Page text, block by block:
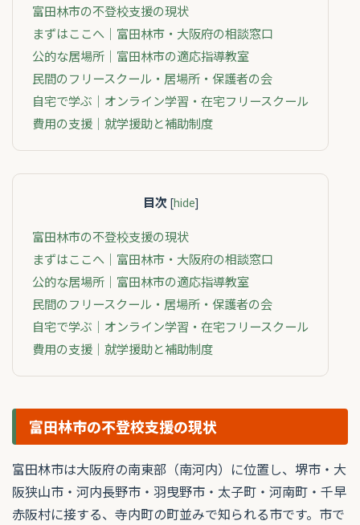
富田林市の不登校支援の現状
まずはここへ｜富田林市・大阪府の相談窓口
公的な居場所｜富田林市の適応指導教室
民間のフリースクール・居場所・保護者の会
自宅で学ぶ｜オンライン学習・在宅フリースクール
費用の支援｜就学援助と補助制度
目次 [hide]
富田林市の不登校支援の現状
まずはここへ｜富田林市・大阪府の相談窓口
公的な居場所｜富田林市の適応指導教室
民間のフリースクール・居場所・保護者の会
自宅で学ぶ｜オンライン学習・在宅フリースクール
費用の支援｜就学援助と補助制度
富田林市の不登校支援の現状
富田林市は大阪府の南東部（南河内）に位置し、堺市・大
阪狭山市・河内長野市・羽曳野市・太子町・河南町・千早
赤阪村に接する、寺内町の町並みで知られる市です。市で